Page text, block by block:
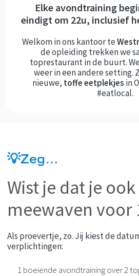
Elke avondtraining
eindigt om 22u, inclusief
Welkom in ons kantoor te
de opleiding trekken we
toprestaurant in de buurt.
weer in een andere setting.
nieuwe, toffe eetplekjes in
#eatlocal.
💡Zeg…
Wist je dat je
meewaven voor
Als proevertje, zo. Jij kiest de
verplichtingen:
1 boeiende avondtraining over 2